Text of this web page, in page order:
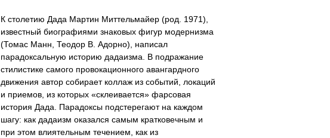
К столетию Дада Мартин Миттельмайер (род. 1971),
известный биографиями знаковых фигур модернизма
(Томас Манн, Теодор В. Адорно), написал
парадоксальную историю дадаизма. В подражание
стилистике самого провокационного авангардного
движения автор собирает коллаж из событий, локаций
и приемов, из которых «склеивается» фарсовая
история Дада. Парадоксы подстерегают на каждом
шагу: как дадаизм оказался самым кратковечным и
при этом влиятельным течением, как из